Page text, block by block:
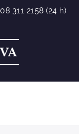
08 311 2158 (24 h)